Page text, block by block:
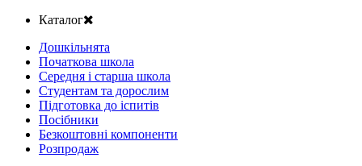
Каталог
Дошкільнята
Початкова школа
Середня і старша школа
Студентам та дорослим
Підготовка до іспитів
Посібники
Безкоштовні компоненти
Розпродаж